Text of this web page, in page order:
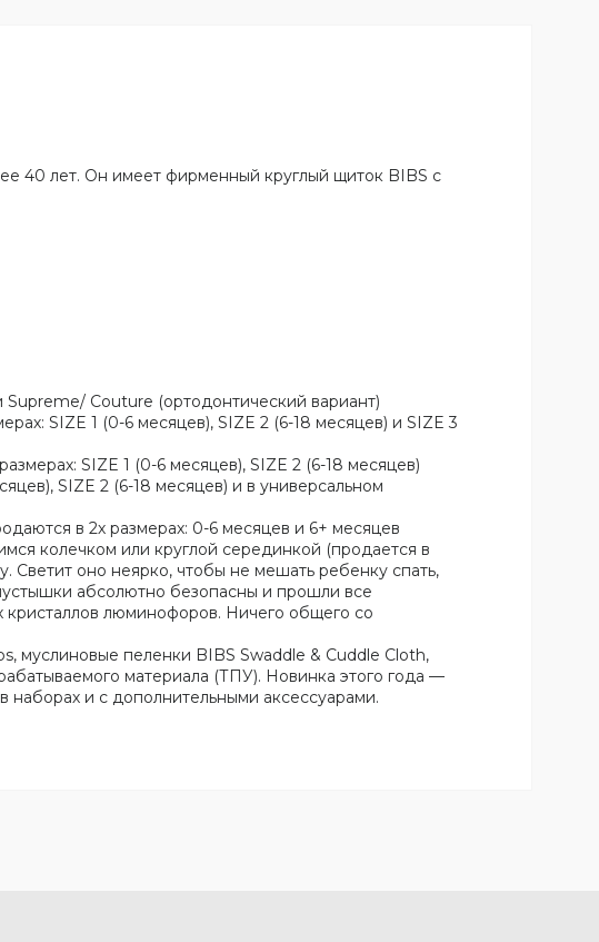
40 лет. Он имеет фирменный круглый щиток BIBS с
Couture (ортодонтический вариант)
SIZE 1 (0-6 месяцев), SIZE 2 (6-18 месяцев) и SIZE 3
SIZE 1 (0-6 месяцев), SIZE 2 (6-18 месяцев)
SIZE 2 (6-18 месяцев) и в универсальном
в 2х размерах: 0-6 месяцев и 6+ месяцев
колечком или круглой серединкой (продается в
Светит оно неярко, чтобы не мешать ребенку спать,
абсолютно безопасны и прошли все
кристаллов люминофоров. Ничего общего со
муслиновые пеленки BIBS Swaddle & Cuddle Cloth,
материала (ТПУ). Новинка этого года —
наборах и с дополнительными аксессуарами.